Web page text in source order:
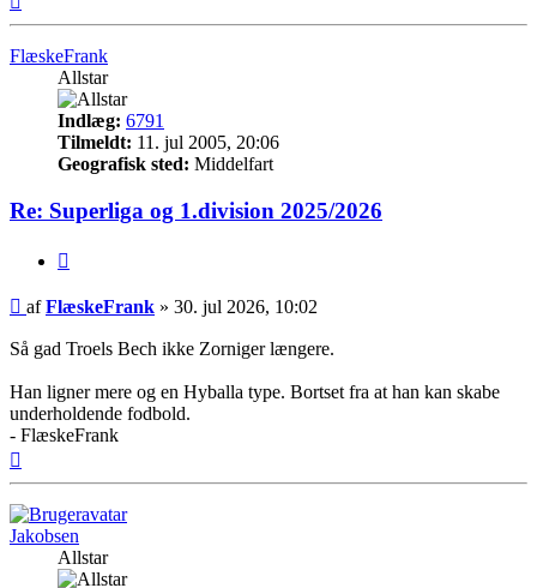
FlæskeFrank
Allstar
Indlæg: 6791
Tilmeldt: 11. jul 2005, 20:06
Geografisk sted: Middelfart
Re: Superliga og 1.division 2025/2026
Indlæg
afFlæskeFrank » 30. jul 2026, 10:02
Så gad Troels Bech ikke Zorniger længere.
Han ligner mere og en Hyballa type. Bortset fra at han kan skabe
underholdende fodbold.
- FlæskeFrank
Jakobsen
Allstar